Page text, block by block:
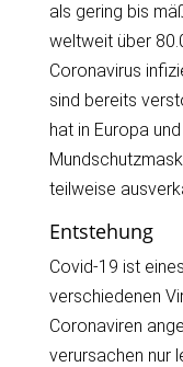
als gering bis
weltweit über
Coronavirus
sind bereits
hat in Europa
teilweise
Entstehung
Covid-19 ist
verschiedenen
Coronaviren
verursachen nur